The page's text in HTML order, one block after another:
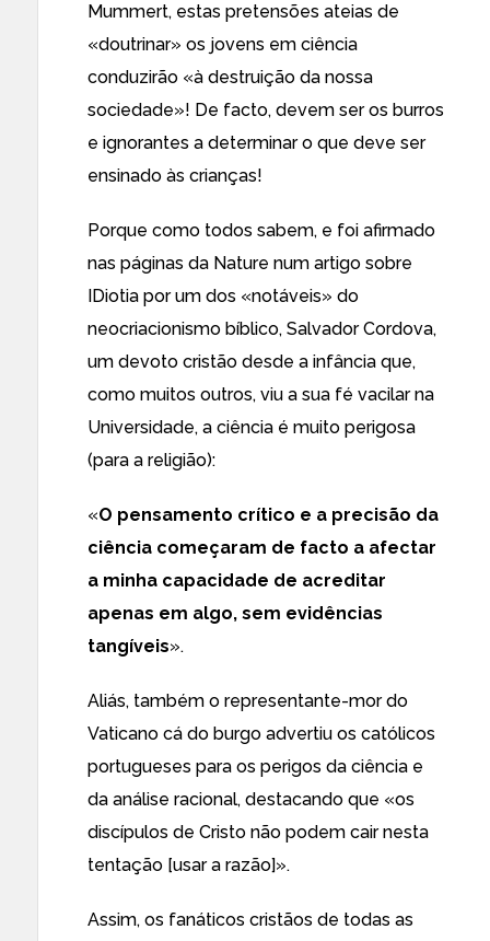
Mummert, estas pretensões ateias de
«doutrinar» os jovens em ciência
conduzirão «à destruição da nossa
sociedade»! De facto, devem ser os burros
e ignorantes a determinar o que deve ser
ensinado às crianças!
Porque como todos sabem, e foi afirmado
nas páginas da Nature num artigo sobre
IDiotia por um dos «notáveis» do
neocriacionismo bíblico, Salvador Cordova,
um devoto cristão desde a infância que,
como muitos outros, viu a sua fé vacilar na
Universidade, a ciência é muito perigosa
(para a religião):
«O pensamento crítico e a precisão da
ciência começaram de facto a afectar
a minha capacidade de acreditar
apenas em algo, sem evidências
tangíveis».
Aliás, também o representante-mor do
Vaticano cá do burgo advertiu os católicos
portugueses para os perigos da ciência e
da análise racional, destacando que «os
discípulos de Cristo não podem cair nesta
tentação [usar a razão]».
Assim, os fanáticos cristãos de todas as